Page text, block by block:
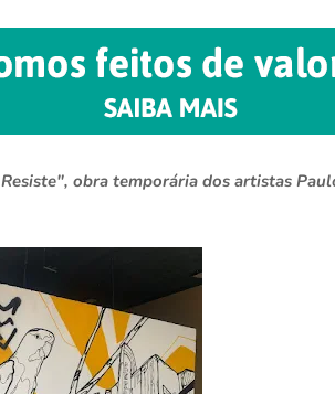
obra temporária dos artistas